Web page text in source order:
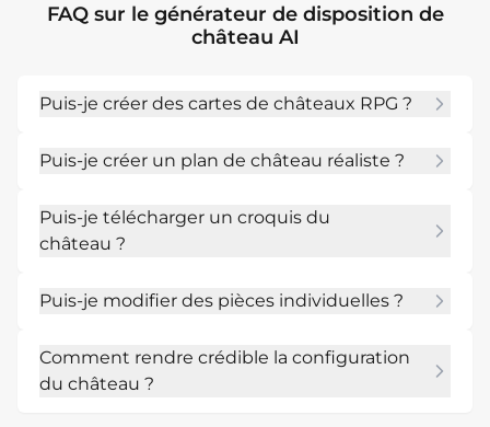
FAQ sur le générateur de disposition de
château AI
Puis-je créer des cartes de châteaux RPG ?
chemins secrets et si vous avez besoin d’une
Puis-je créer un plan de château réaliste ?
murs, des cours, des espaces de service et une
circulation défensive pour rendre la disposition
Puis-je télécharger un croquis du
château ?
Mew Design de le nettoyer, d'étiqueter les
carte fantastique.
Puis-je modifier des pièces individuelles ?
pièces, ajouter des tours, ajuster les murs ou
modifier le style du plan.
Comment rendre crédible la configuration
du château ?